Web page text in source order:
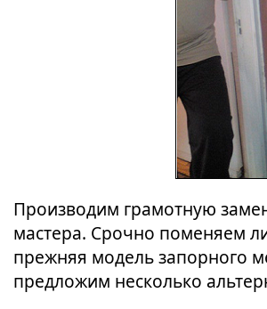
Производим грамотную
мастера. Срочно поменяем
прежняя модель запорного
предложим несколько